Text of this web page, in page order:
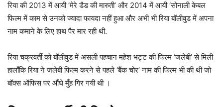
रिया की 2013 में आयी ‘मेरे डैड की मारुती’ और 2014 में आयी ‘सोनाली केबल
फिल्म में काम से उनको ज्यादा फायदा नहीं हुआ और अभी भी रिया बॉलीवुड में अपना
नाम कमाने के लिए हाथ पैर मार रही थी.
रिया चक्रवर्ती को बॉलीवुड में असली पहचान महेश भट्ट की फिल्म ‘जलेबी’ से मिली
हालाँकि रिया ने जलेबी फिल्म करने से पहले ‘बैंक चोर’ नाम की फिल्म भी की थी जो
बॉक्स ऑफिस पर औंधे मुँह गिर गयी थी ।